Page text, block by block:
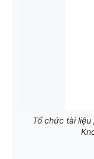
Tổ chức tài